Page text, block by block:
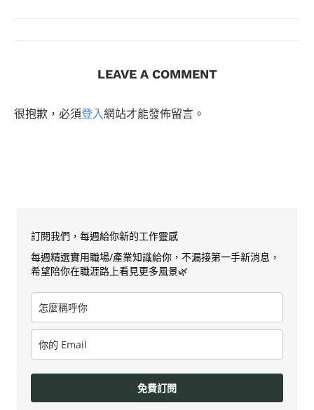
LEAVE A COMMENT
很抱歉，必須登入網站才能發佈留言。
訂閱我們，每週給你新的工作靈感
每週精選實用職場/產業知識給你，不漏接第一手新消息，
希望陪你在職涯路上看見更多風景🌿
免費訂閱